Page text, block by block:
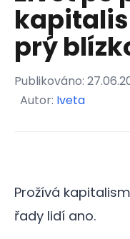
prý
Publikováno:
Autor: Iveta
Prožívá
řady lidí ano.